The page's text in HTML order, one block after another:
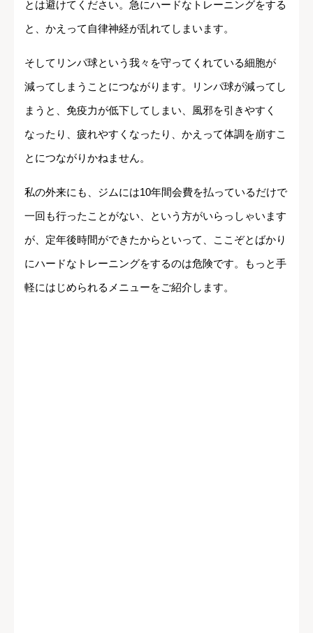
とは避けてください。急にハードなトレーニングをする
と、かえって自律神経が乱れてしまいます。
そしてリンパ球という我々を守ってくれている細胞が
減ってしまうことにつながります。リンパ球が減ってし
まうと、免疫力が低下してしまい、風邪を引きやすく
なったり、疲れやすくなったり、かえって体調を崩すこ
とにつながりかねません。
私の外来にも、ジムには10年間会費を払っているだけで
一回も行ったことがない、という方がいらっしゃいます
が、定年後時間ができたからといって、ここぞとばかり
にハードなトレーニングをするのは危険です。もっと手
軽にはじめられるメニューをご紹介します。